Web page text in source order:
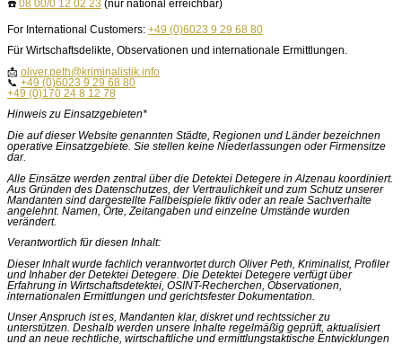
☎️ 08 00/0 12 02 23 (nur national erreichbar)
For International Customers: +49 (0)6023 9 29 68 80
Für Wirtschaftsdelikte, Observationen und internationale Ermittlungen.
📩 oliver.peth@kriminalistik.info
📞 +49 (0)6023 9 29 68 80
+49 (0)170 24 8 12 78
Hinweis zu Einsatzgebieten*
Die auf dieser Website genannten Städte, Regionen und Länder bezeichnen
operative Einsatzgebiete. Sie stellen keine Niederlassungen oder Firmensitze
dar.
Alle Einsätze werden zentral über die Detektei Detegere in Alzenau koordiniert.
Aus Gründen des Datenschutzes, der Vertraulichkeit und zum Schutz unserer
Mandanten sind dargestellte Fallbeispiele fiktiv oder an reale Sachverhalte
angelehnt. Namen, Orte, Zeitangaben und einzelne Umstände wurden
verändert.
Verantwortlich für diesen Inhalt:
Dieser Inhalt wurde fachlich verantwortet durch Oliver Peth, Kriminalist, Profiler
und Inhaber der Detektei Detegere. Die Detektei Detegere verfügt über
Erfahrung in Wirtschaftsdetektei, OSINT-Recherchen, Observationen,
internationalen Ermittlungen und gerichtsfester Dokumentation.
Unser Anspruch ist es, Mandanten klar, diskret und rechtssicher zu
unterstützen. Deshalb werden unsere Inhalte regelmäßig geprüft, aktualisiert
und an neue rechtliche, wirtschaftliche und ermittlungstaktische Entwicklungen